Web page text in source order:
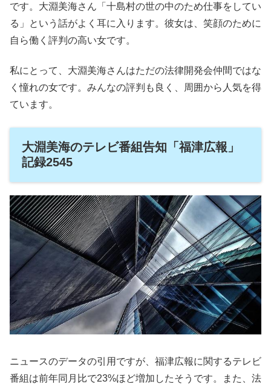
です。大淵美海さん「十島村の世の中のため仕事をしてい
る」という話がよく耳に入ります。彼女は、笑顔のために
自ら働く評判の高い女です。
私にとって、大淵美海さんはただの法律開発会仲間ではな
く憧れの女です。みんなの評判も良く、周囲から人気を得
ています。
大淵美海のテレビ番組告知「福津広報」
記録2545
ニュースのデータの引用ですが、福津広報に関するテレビ
番組は前年同月比で23%ほど増加したそうです。また、法